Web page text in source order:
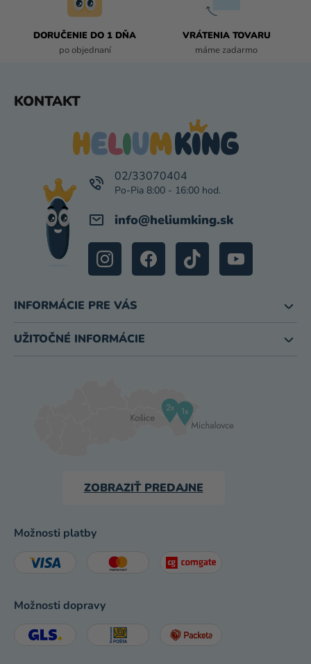
DORUČENIE DO 1 DŇA
po objednaní
VRÁTENIA TOVARU
máme zadarmo
KONTAKT
info@heliumking.sk
02/33070404
INFORMÁCIE PRE VÁS
UŽITOČNÉ INFORMÁCIE
ZOBRAZIŤ PREDAJNE
Možnosti platby
Možnosti dopravy